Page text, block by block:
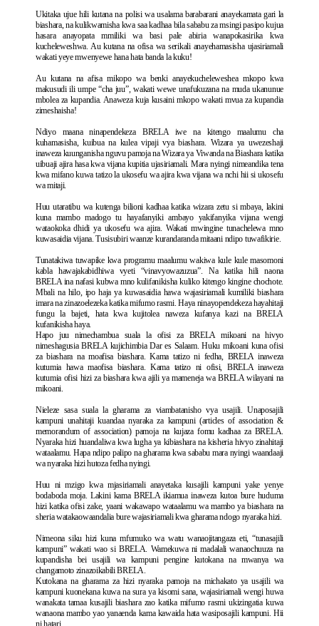
Ukitaka ujue hili kutana na polisi wa usalama barabarani anayekamata gari la
biashara, na kulikwamisha kwa saa kadhaa bila sababu za msingi pasipo kujua
hasara anayopata mmiliki wa basi pale abiria wanapokasirika kwa
kucheleweshwa. Au kutana na ofisa wa serikali anayehamasisha ujasiriamali
wakati yeye mwenyewe hana hata banda la kuku!
Au kutana na afisa mikopo wa benki anayekucheleweshea mkopo kwa
makusudi ili umpe “cha juu”, wakati wewe unafukuzana na muda ukanunue
mbolea za kupandia. Anaweza kuja kusaini mkopo wakati mvua za kupandia
zimeshaisha!
Ndiyo maana ninapendekeza BRELA iwe na kitengo maalumu cha
kuhamasisha, kuibua na kulea vipaji vya biashara. Wizara ya uwezeshaji
inaweza kuunganisha nguvu pamoja na Wizara ya Viwanda na Biashara katika
uibuaji ajira hasa kwa vijana kupitia ujasiriamali. Mara nyingi nimeandika tena
kwa mifano kuwa tatizo la ukosefu wa ajira kwa vijana wa nchi hii si ukosefu
wa mitaji.
Huu utaratibu wa kutenga bilioni kadhaa katika wizara zetu si mbaya, lakini
kuna mambo madogo tu hayafanyiki ambayo yakifanyika vijana wengi
wataokoka dhidi ya ukosefu wa ajira. Wakati mwingine tunachelewa mno
kuwasaidia vijana. Tusisubiri waanze kurandaranda mitaani ndipo tuwafikirie.
Tunatakiwa tuwapike kwa programu maalumu wakiwa kule kule masomoni
kabla hawajakabidhiwa vyeti “vinavyowazuzua”. Na katika hili naona
BRELA ina nafasi kubwa mno kulifanikisha kuliko kitengo kingine chochote.
Mbali na hilo, ipo haja ya kuwasaidia hawa wajasiriamali kumiliki biashara
imara na zinazoelezeka katika mifumo rasmi. Haya ninayopendekeza hayahitaji
fungu la bajeti, hata kwa kujitolea naweza kufanya kazi na BRELA
kufanikisha haya.
Hapo juu nimechambua suala la ofisi za BRELA mikoani na hivyo
nimeshagusia BRELA kujichimbia Dar es Salaam. Huku mikoani kuna ofisi
za biashara na moafisa biashara. Kama tatizo ni fedha, BRELA inaweza
kutumia hawa maofisa biashara. Kama tatizo ni ofisi, BRELA inaweza
kutumia ofisi hizi za biashara kwa ajili ya mameneja wa BRELA wilayani na
mikoani.
Nieleze sasa suala la gharama za viambatanisho vya usajili. Unaposajili
kampuni unahitaji kuandaa nyaraka za kampuni (articles of association &
memorandum of association) pamoja na kujaza fomu kadhaa za BRELA.
Nyaraka hizi huandaliwa kwa lugha ya kibiashara na kisheria hivyo zinahitaji
wataalamu. Hapa ndipo palipo na gharama kwa sababu mara nyingi waandaaji
wa nyaraka hizi hutoza fedha nyingi.
Huu ni mzigo kwa mjasiriamali anayetaka kusajili kampuni yake yenye
bodaboda moja. Lakini kama BRELA ikiamua inaweza kutoa bure huduma
hizi katika ofisi zake, yaani wakawapo wataalamu wa mambo ya biashara na
sheria watakaowaandalia bure wajasiriamali kwa gharama ndogo nyaraka hizi.
Nimeona siku hizi kuna mfumuko wa watu wanaojitangaza eti, “tunasajili
kampuni” wakati wao si BRELA. Wamekuwa ni madalali wanaochuuza na
kupandisha bei usajili wa kampuni pengine kutokana na mwanya wa
changamoto zinazoikabili BRELA.
Kutokana na gharama za hizi nyaraka pamoja na michakato ya usajili wa
kampuni kuonekana kuwa na sura ya kisomi sana, wajasiriamali wengi huwa
wanakata tamaa kusajili biashara zao katika mifumo rasmi ukizingatia kuwa
wanaona mambo yao yanaenda kama kawaida hata wasiposajili kampuni. Hii
ni hatari.